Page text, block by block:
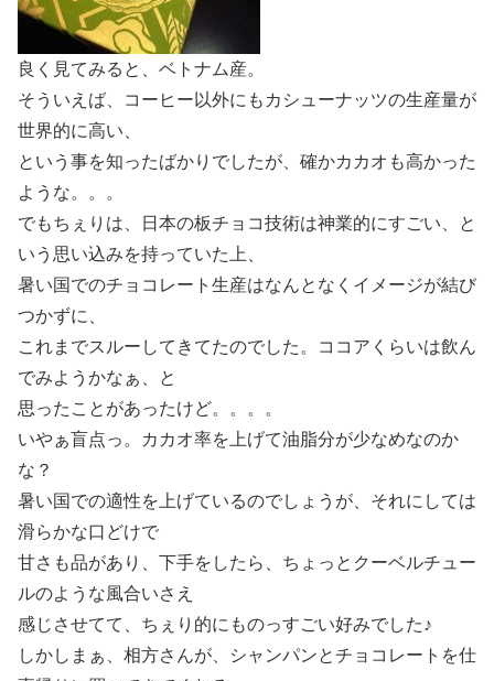
良く見てみると、ベトナム産。
そういえば、コーヒー以外にもカシューナッツの生産量が
世界的に高い、
という事を知ったばかりでしたが、確かカカオも高かった
ような。。。
でもちぇりは、日本の板チョコ技術は神業的にすごい、と
いう思い込みを持っていた上、
暑い国でのチョコレート生産はなんとなくイメージが結び
つかずに、
これまでスルーしてきてたのでした。ココアくらいは飲ん
でみようかなぁ、と
思ったことがあったけど。。。。
いやぁ盲点っ。カカオ率を上げて油脂分が少なめなのか
な？
暑い国での適性を上げているのでしょうが、それにしては
滑らかな口どけで
甘さも品があり、下手をしたら、ちょっとクーベルチュー
ルのような風合いさえ
感じさせてて、ちぇり的にものっすごい好みでした♪
しかしまぁ、相方さんが、シャンパンとチョコレートを仕